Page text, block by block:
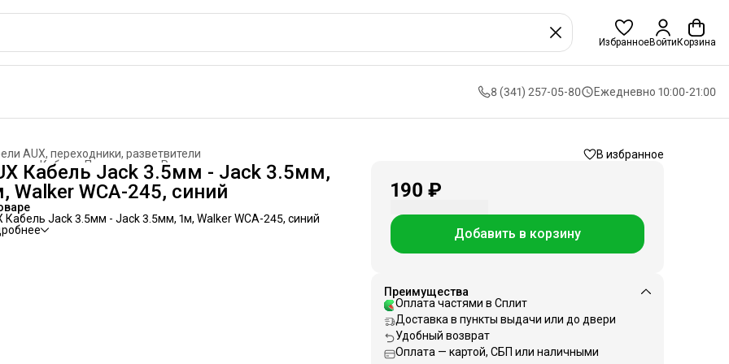
ИзбранноеВойти Корзина
8 (341) 257-05-80 Ежедневно 10:00-21:00
AUX, переходники, разветвители
Кабели. Переходники. Разветвители
›
Кабель Jack 3.5мм - Jack 3.5мм,
Walker WCA-245, синий
Кабель Jack 3.5мм - Jack 3.5мм, 1м, Walker WCA-245, синий
В избранное
190 ₽
Добавить в корзину
Преимущества
Оплата частями в Сплит
Доставка в пункты выдачи или до двери
Удобный возврат
Оплата — картой, СБП или наличными